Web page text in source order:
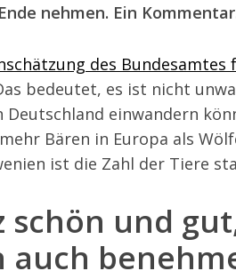
nehmen. Ein
des
bedeutet, es ist nicht
Deutschland einwandern
mehr Bären in Europa als
ist die Zahl der Tiere
schön und
auch